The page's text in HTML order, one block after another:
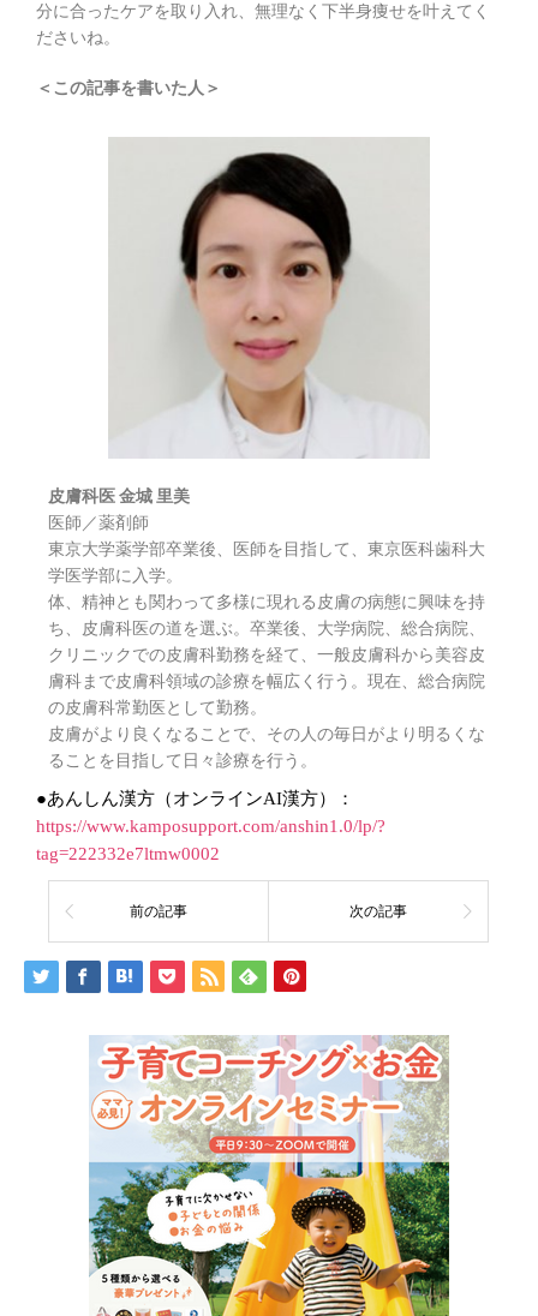
分に合ったケアを取り入れ、無理なく下半身痩せを叶えてく
ださいね。
＜この記事を書いた人＞
皮膚科医 金城 里美
医師／薬剤師
東京大学薬学部卒業後、医師を目指して、東京医科歯科大
学医学部に入学。
体、精神とも関わって多様に現れる皮膚の病態に興味を持
ち、皮膚科医の道を選ぶ。卒業後、大学病院、総合病院、
クリニックでの皮膚科勤務を経て、一般皮膚科から美容皮
膚科まで皮膚科領域の診療を幅広く行う。現在、総合病院
の皮膚科常勤医として勤務。
皮膚がより良くなることで、その人の毎日がより明るくな
ることを目指して日々診療を行う。
●あんしん漢方（オンラインAI漢方）：
https://www.kamposupport.com/anshin1.0/lp/?
tag=222332e7ltmw0002
前の記事 次の記事